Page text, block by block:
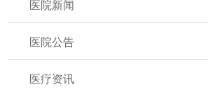
医院新闻
医院公告
医疗资讯